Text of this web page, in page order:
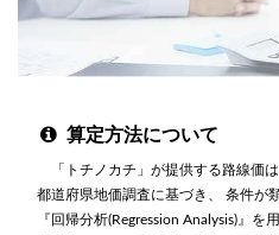
算定方法について
「トチノカチ」が提供する路線価
都道府県地価調査に基づき、 条件が
『回帰分析(Regression Analysis)』